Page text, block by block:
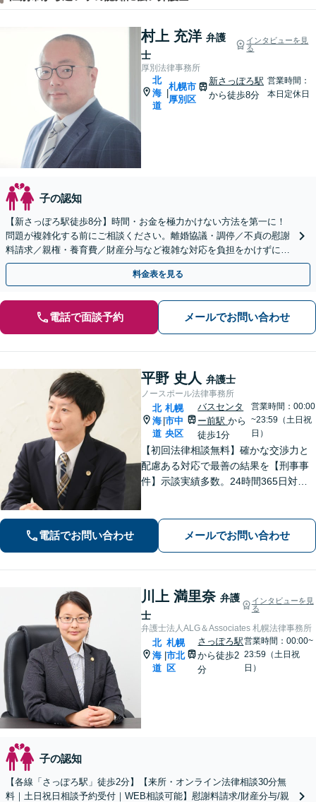
村上 充洋 弁護
士
インタビューを見
る
厚別法律事務所
北
海
道
札幌市
厚別区
新さっぽろ駅
から徒歩8分
営業時間：
本日定休日
子の認知
【新さっぽろ駅徒歩8分】時間・お金を極力かけない方法を第一に！
問題が複雑化する前にご相談ください。離婚協議・調停／不貞の慰謝
料請求／親権・養育費／財産分与など複雑な対応を負担をかけずに。
【初回面談無料】【完全個室・子連れ相談可】
料金表を見る
電話で面談予約 メールでお問い合わせ
平野 史人 弁護士
ノースポール法律事務所
北
海
道
|
札幌
市中
央区
バスセンタ
ー前駅から
徒歩1分
営業時間：00:00
~23:59（土日祝
日）
【初回法律相談無料】確かな交渉力と
配慮ある対応で最善の結果を【刑事事
件】示談実績多数。24時間365日対応
経験あり。【バスセンター前駅3番出口
徒歩1分】
電話でお問い合わせ メールでお問い合わせ
川上 満里奈 弁護
士
インタビューを見
る
弁護士法人ALG＆Associates 札幌法律事務所
北
海
道
|
札幌
市北
区
さっぽろ駅
から徒歩2
分
営業時間：00:00~
23:59（土日祝
日）
子の認知
【各線「さっぽろ駅」徒歩2分】【来所・オンライン法律相談30分無
料｜土日祝日相談予約受付｜WEB相談可能】慰謝料請求/財産分与/親